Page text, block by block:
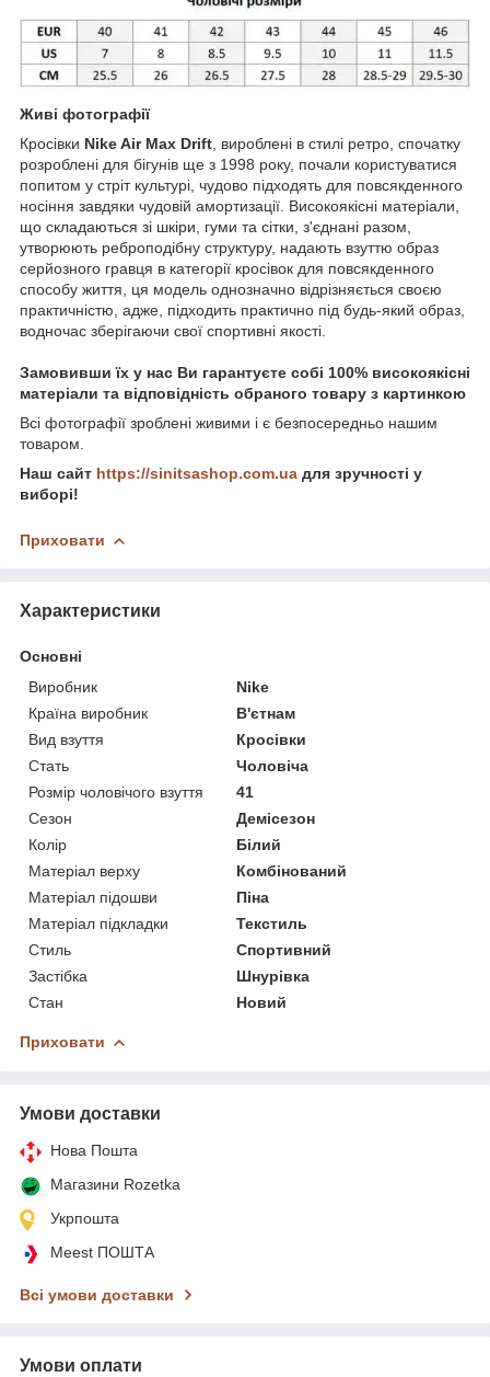
Живі фотографії
Кросівки Nike Air Max Drift , вироблені в стилі ретро, спочатку
розроблені для бігунів ще з 1998 року, почали користуватися
попитом у стріт культурі, чудово підходять для повсякденного
носіння завдяки чудовій амортизації. Високоякісні матеріали,
що складаються зі шкіри, гуми та сітки, з'єднані разом,
утворюють реброподібну структуру, надають взуттю образ
серйозного гравця в категорії кросівок для повсякденного
способу життя, ця модель однозначно відрізняється своєю
практичністю, адже, підходить практично під будь-який образ,
водночас зберігаючи свої спортивні якості.
Замовивши їх у нас Ви гарантуєте собі 100% високоякісні
матеріали та відповідність обраного товару з картинкою
Всі фотографії зроблені живими і є безпосередньо нашим
товаром.
Наш сайт https://sinitsashop.com.ua для зручності у
виборі!
Приховати
Характеристики
Основні
Виробник
Nike
Країна виробник
В'єтнам
Вид взуття
Кросівки
Стать
Чоловіча
Розмір чоловічого взуття
41
Сезон
Демісезон
Колір
Білий
Матеріал верху
Комбінований
Матеріал підошви
Піна
Матеріал підкладки
Текстиль
Стиль
Спортивний
Застібка
Шнурівка
Стан
Новий
Приховати
Умови доставки
Нова Пошта
Магазини Rozetka
Укрпошта
Meest ПОШТА
Всі умови доставки
Умови оплати